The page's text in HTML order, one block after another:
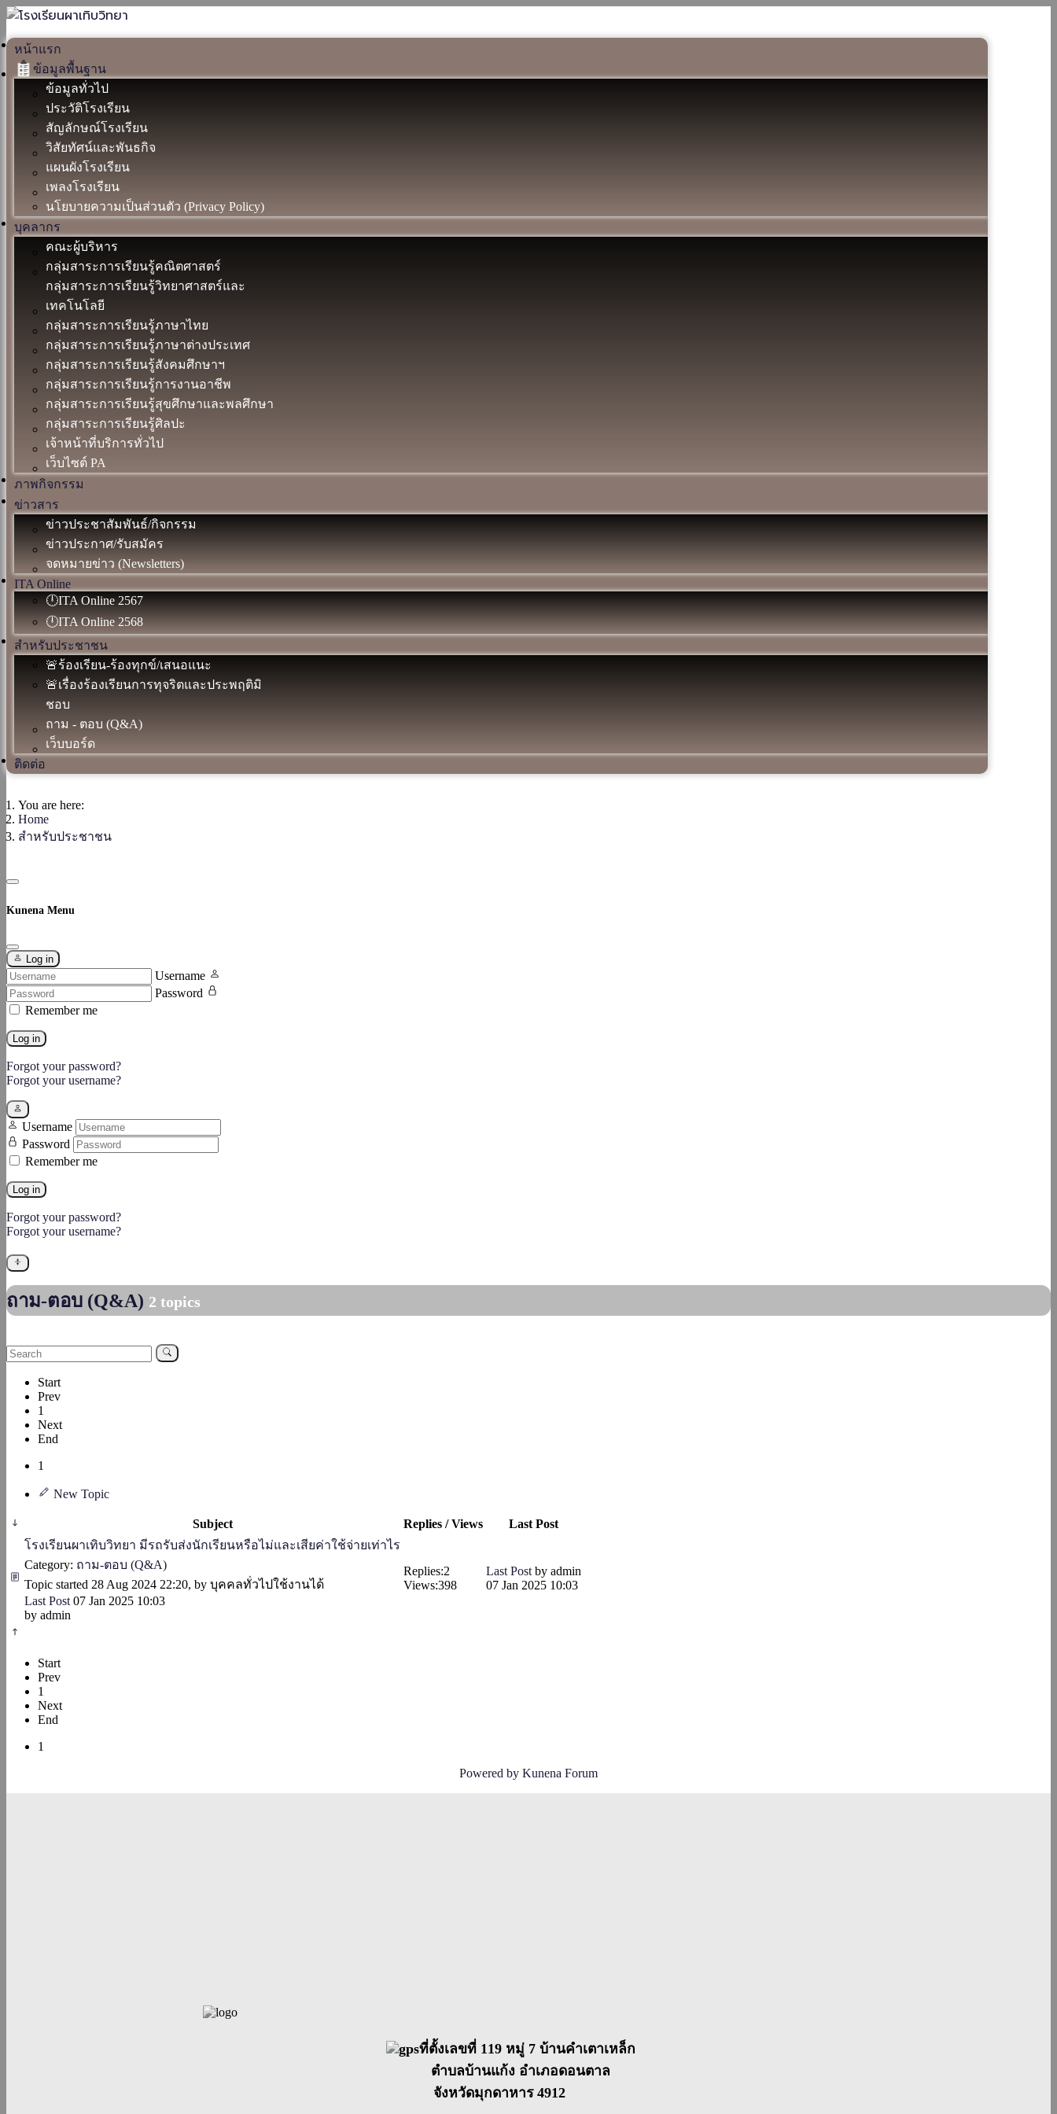
หน้าแรก
ข้อมูลพื้นฐาน
ข้อมูลทั่วไป
ประวัติโรงเรียน
สัญลักษณ์โรงเรียน
วิสัยทัศน์และพันธกิจ
แผนผังโรงเรียน
เพลงโรงเรียน
นโยบายความเป็นส่วนตัว (Privacy Policy)
บุคลากร
คณะผู้บริหาร
กลุ่มสาระการเรียนรู้คณิตศาสตร์
กลุ่มสาระการเรียนรู้วิทยาศาสตร์และ
เทคโนโลยี
กลุ่มสาระการเรียนรู้ภาษาไทย
กลุ่มสาระการเรียนรู้ภาษาต่างประเทศ
กลุ่มสาระการเรียนรู้สังคมศึกษาฯ
กลุ่มสาระการเรียนรู้การงานอาชีพ
กลุ่มสาระการเรียนรู้สุขศึกษาและพลศึกษา
กลุ่มสาระการเรียนรู้ศิลปะ
เจ้าหน้าที่บริการทั่วไป
เว็บไซต์ PA
ภาพกิจกรรม
ข่าวสาร
ข่าวประชาสัมพันธ์/กิจกรรม
ข่าวประกาศ/รับสมัคร
จดหมายข่าว (Newsletters)
ITA Online
🕛ITA Online 2567
🕛ITA Online 2568
สำหรับประชาชน
🚨ร้องเรียน-ร้องทุกข์/เสนอแนะ
🚨เรื่องร้องเรียนการทุจริตและประพฤติมิ
ชอบ
ถาม - ตอบ (Q&A)
เว็บบอร์ด
ติดต่อ
You are here:
Home
สำหรับประชาชน
Kunena Menu
Log in
Username
Password
Remember me
Log in
Forgot your password?
Forgot your username?
Username
Password
Remember me
Log in
Forgot your password?
Forgot your username?
ถาม-ตอบ (Q&A) 2 topics
Start
Prev
1
Next
End
1
New Topic
Subject Replies / Views
Last Post
โรงเรียนผาเทิบวิทยา มีรถรับส่งนักเรียนหรือไม่และเสียค่าใช้จ่ายเท่าไร
Category: ถาม-ตอบ (Q&A)
Topic started 28 Aug 2024 22:20, by บุคคลทั่วไปใช้งานได้
Last Post 07 Jan 2025 10:03
by admin
Replies:2
Views:398
Last Post by admin
07 Jan 2025 10:03
Start
Prev
1
Next
End
1
Powered by Kunena Forum
ที่ตั้งเลขที่ 119 หมู่ 7 บ้านคำเตาเหล็ก
ตำบลบ้านแก้ง อำเภอดอนตาล
จังหวัดมุกดาหาร 4912